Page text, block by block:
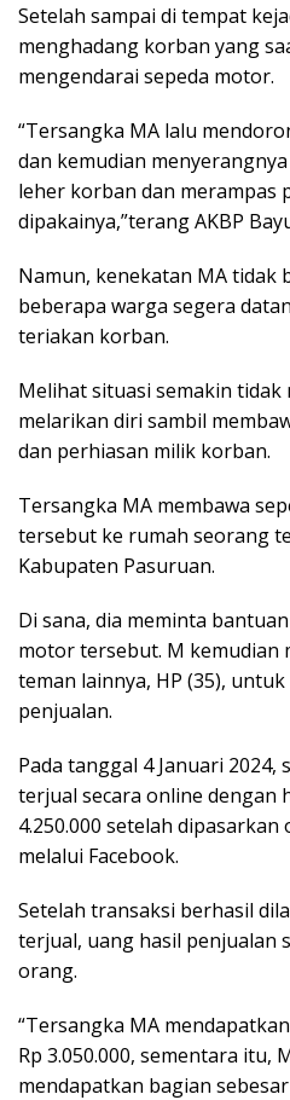
Setelah sampai di tempat
menghadang korban yang
mengendarai sepeda motor.
“Tersangka MA lalu
dan kemudian
leher korban dan merampas
dipakainya,”terang AKBP
Namun, kenekatan MA tidak
beberapa warga segera
teriakan korban.
Melihat situasi semakin
melarikan diri sambil
dan perhiasan milik korban.
Tersangka MA membawa
tersebut ke rumah seorang
Kabupaten Pasuruan.
Di sana, dia meminta
motor tersebut. M kemudian
teman lainnya, HP (35),
penjualan.
Pada tanggal 4 Januari
terjual secara online dengan
4.250.000 setelah
melalui Facebook.
Setelah transaksi berhasil
terjual, uang hasil penjualan
orang.
“Tersangka MA
Rp 3.050.000, sementara itu,
mendapatkan bagian